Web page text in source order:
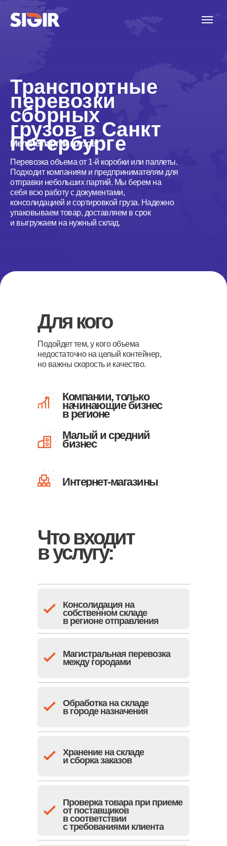
Перевозка объема от 1-й коробки или паллеты.
Подходит компаниям и предпринимателям для
отправки небольших партий. Мы берем на
себя всю работу с документами,
консолидацией и сортировкой груза. Надежно
упаковываем товар, доставляем в срок
и выгружаем на нужный склад.
Транспортные
перевозки
сборных
грузов в Санкт
Петербурге
Мелкие партии грузов
Для кого
Подойдет тем, у кого объема
недостаточно на целый контейнер,
но важны скорость и качество.
Компании, только
начинающие бизнес
в регионе
Малый и средний
бизнес
Интернет-магазины
Что входит
в услугу:
Проверка товара при приеме
от поставщиков
в соответствии
с требованиями клиента
Консолидация на
собственном складе
в регионе отправления
Магистральная перевозка
между городами
Обработка на складе
в городе назначения
Хранение на складе
и сборка заказов